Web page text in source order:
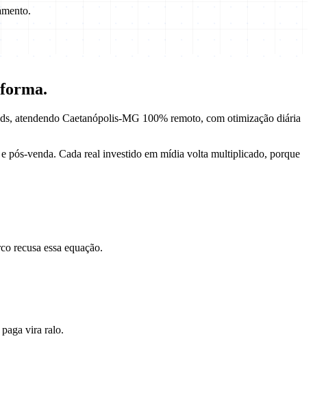
atendendo Caetanópolis-MG 100% remoto, com otimização diária
venda. Cada real investido em mídia volta multiplicado, porque
recusa essa equação.
vira ralo.